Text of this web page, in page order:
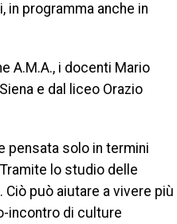
in programma anche in
A.M.A., i docenti Mario
e dal liceo Orazio
pensata solo in termini
lo studio delle
può aiutare a vivere più
incontro di culture